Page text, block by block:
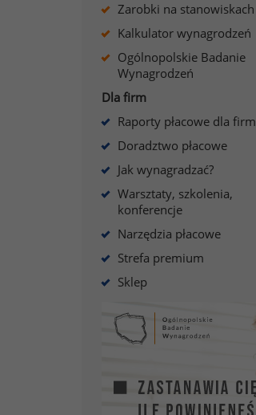
Zarobki na stanowiskach
Kalkulator wynagrodzeń
Ogólnopolskie Badanie
Wynagrodzeń
Dla firm
Raporty płacowe dla firm
Doradztwo płacowe
Jak wynagradzać?
Warsztaty, szkolenia,
konferencje
Narzędzia płacowe
Strefa premium
Sklep